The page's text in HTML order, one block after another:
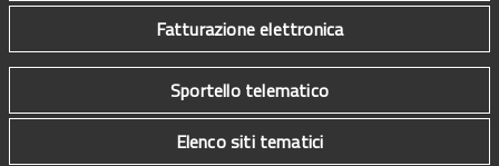
Fatturazione elettronica
Sportello telematico
Elenco siti tematici